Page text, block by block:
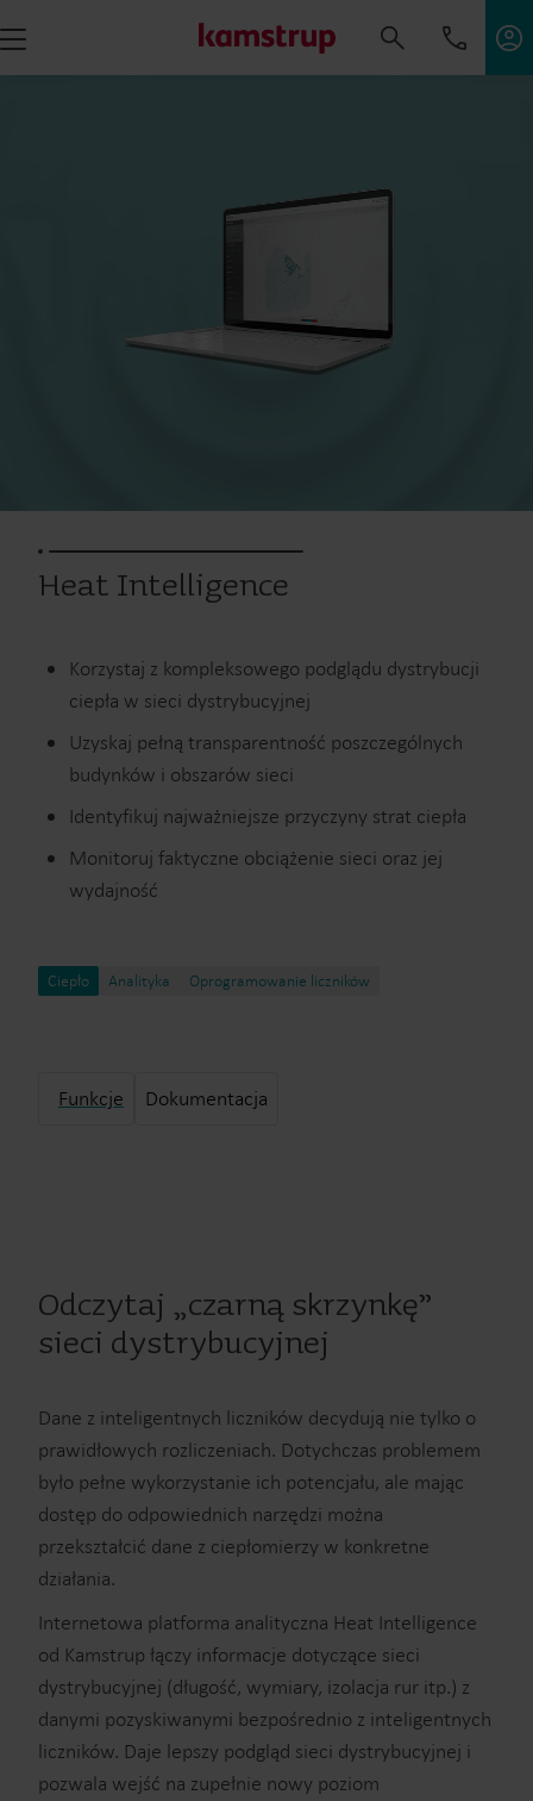
Heat Intelligence
Korzystaj z kompleksowego podglądu dystrybucji
ciepła w sieci dystrybucyjnej
Uzyskaj pełną transparentność poszczególnych
budynków i obszarów sieci
Identyfikuj najważniejsze przyczyny strat ciepła
Monitoruj faktyczne obciążenie sieci oraz jej
wydajność
Ciepło Analityka Oprogramowanie liczników
Funkcje Dokumentacja
Odczytaj „czarną skrzynkę”
sieci dystrybucyjnej
Dane z inteligentnych liczników decydują nie tylko o
prawidłowych rozliczeniach. Dotychczas problemem
było pełne wykorzystanie ich potencjału, ale mając
dostęp do odpowiednich narzędzi można
przekształcić dane z ciepłomierzy w konkretne
działania.
Internetowa platforma analityczna Heat Intelligence
od Kamstrup łączy informacje dotyczące sieci
dystrybucyjnej (długość, wymiary, izolacja rur itp.) z
danymi pozyskiwanymi bezpośrednio z inteligentnych
liczników. Daje lepszy podgląd sieci dystrybucyjnej i
pozwala wejść na zupełnie nowy poziom